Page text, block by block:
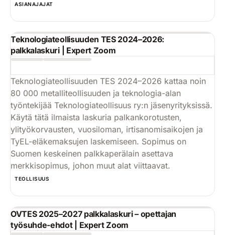
ASIANAJAJAT
Teknologiateollisuuden TES 2024–2026:
palkkalaskuri | Expert Zoom
Teknologiateollisuuden TES 2024–2026 kattaa noin
80 000 metalliteollisuuden ja teknologia-alan
työntekijää Teknologiateollisuus ry:n jäsenyrityksissä.
Käytä tätä ilmaista laskuria palkankorotusten,
ylityökorvausten, vuosiloman, irtisanomisaikojen ja
TyEL-eläkemaksujen laskemiseen. Sopimus on
Suomen keskeinen palkkaperälain asettava
merkkisopimus, johon muut alat viittaavat.
TEOLLISUUS
OVTES 2025–2027 palkkalaskuri – opettajan
työsuhde-ehdot | Expert Zoom